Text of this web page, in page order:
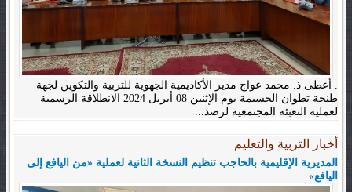
. أعطى ذ. محمد عواج مدير الأكاديمية الجهوية للتربية والتكوين لجهة
طنجة تطوان الحسيمة يوم الإثنين 08 أبريل 2024 الانطلاقة الرسمية
لعملية التعبئة المجتمعية لرصد...
أخبار التربية والتعليم
المديرية الإقليمية بالحاجب تنظيم النسخة الثانية لعملية «من اليافع إلى
اليافع»